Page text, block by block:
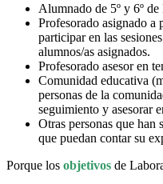
Alumnado de 5º y 6º
Profesorado asignado a
participar en las
alumnos/as asignados.
Profesorado asesor en
Comunidad educativa
personas de la
seguimiento y asesorar
Otras personas que
que puedan contar su
Porque los objetivos de